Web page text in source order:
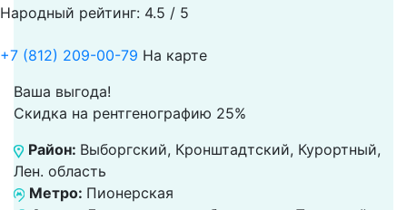
Народный рейтинг: 4.5 / 5
+7 (812) 209-00-79 На карте
Ваша выгода!
Скидка на рентгенографию 25%
Район: Выборгский, Кронштадтский, Курортный,
Лен. область
Метро: Пионерская